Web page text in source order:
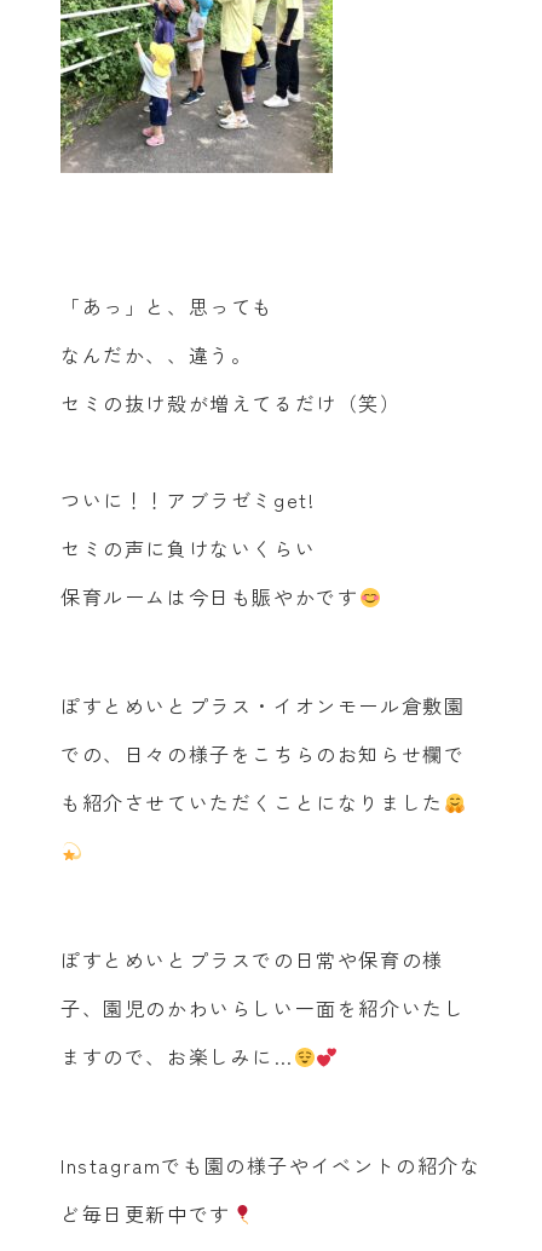
「あっ」と、思っても
なんだか、、違う。
セミの抜け殻が増えてるだけ（笑）
ついに！！アブラゼミget!
セミの声に負けないくらい
保育ルームは今日も賑やかです
ぽすとめいとプラス・イオンモール倉敷園
での、日々の様子をこちらのお知らせ欄で
も紹介させていただくことになりました
ぽすとめいとプラスでの日常や保育の様
子、園児のかわいらしい一面を紹介いたし
ますので、お楽しみに…
Instagramでも園の様子やイベントの紹介な
ど毎日更新中です
非認知能力